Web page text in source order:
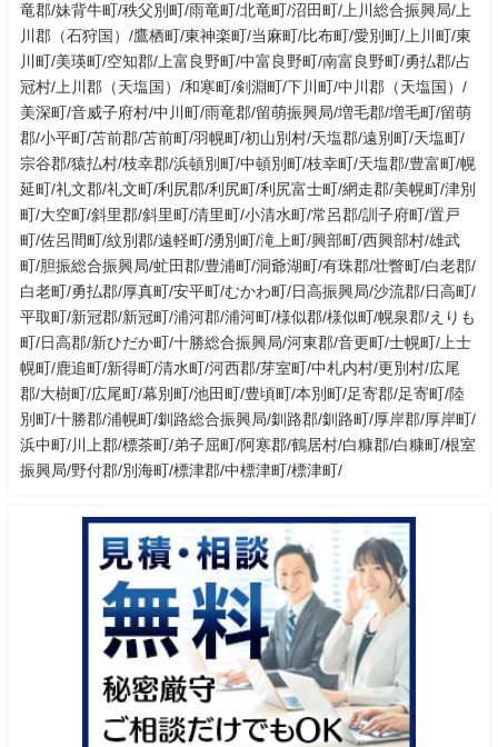
竜郡/妹背牛町/秩父別町/雨竜町/北竜町/沼田町/上川総合振興局/上
川郡（石狩国）/鷹栖町/東神楽町/当麻町/比布町/愛別町/上川町/東
川町/美瑛町/空知郡/上富良野町/中富良野町/南富良野町/勇払郡/占
冠村/上川郡（天塩国）/和寒町/剣淵町/下川町/中川郡（天塩国）/
美深町/音威子府村/中川町/雨竜郡/留萌振興局/増毛郡/増毛町/留萌
郡/小平町/苫前郡/苫前町/羽幌町/初山別村/天塩郡/遠別町/天塩町/
宗谷郡/猿払村/枝幸郡/浜頓別町/中頓別町/枝幸町/天塩郡/豊富町/幌
延町/礼文郡/礼文町/利尻郡/利尻町/利尻富士町/網走郡/美幌町/津別
町/大空町/斜里郡/斜里町/清里町/小清水町/常呂郡/訓子府町/置戸
町/佐呂間町/紋別郡/遠軽町/湧別町/滝上町/興部町/西興部村/雄武
町/胆振総合振興局/虻田郡/豊浦町/洞爺湖町/有珠郡/壮瞥町/白老郡/
白老町/勇払郡/厚真町/安平町/むかわ町/日高振興局/沙流郡/日高町/
平取町/新冠郡/新冠町/浦河郡/浦河町/様似郡/様似町/幌泉郡/えりも
町/日高郡/新ひだか町/十勝総合振興局/河東郡/音更町/士幌町/上士
幌町/鹿追町/新得町/清水町/河西郡/芽室町/中札内村/更別村/広尾
郡/大樹町/広尾町/幕別町/池田町/豊頃町/本別町/足寄郡/足寄町/陸
別町/十勝郡/浦幌町/釧路総合振興局/釧路郡/釧路町/厚岸郡/厚岸町/
浜中町/川上郡/標茶町/弟子屈町/阿寒郡/鶴居村/白糠郡/白糠町/根室
振興局/野付郡/別海町/標津郡/中標津町/標津町/